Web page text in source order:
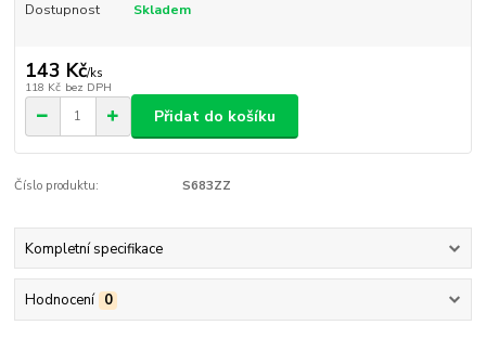
Dostupnost Skladem
143 Kč/ks
118 Kč bez DPH
Přidat do košíku
Číslo produktu: S683ZZ
Kompletní specifikace
Hodnocení 0